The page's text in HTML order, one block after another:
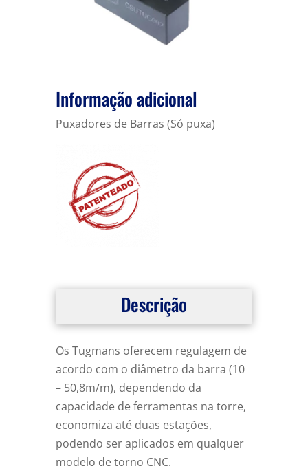
Informação adicional
Puxadores de Barras (Só puxa)
Descrição
Os Tugmans oferecem regulagem de
acordo com o diâmetro da barra (10
– 50,8m/m), dependendo da
capacidade de ferramentas na torre,
economiza até duas estações,
podendo ser aplicados em qualquer
modelo de torno CNC.